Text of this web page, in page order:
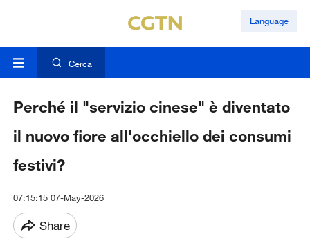
Language
Cerca
Perché il "servizio cinese" è diventato
il nuovo fiore all'occhiello dei consumi
festivi?
07:15:15 07-May-2026
Share